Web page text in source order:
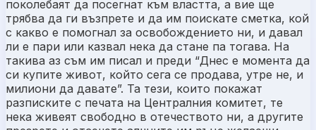
поколебаят да посегнат към властта, а вие ще
трябва да ги възпрете и да им поискате сметка, кой
с какво е помогнал за освобождението ни, и давал
ли е пари или казвал нека да стане па тогава. На
такива аз съм им писал и преди “Днес е момента да
си купите живот, който сега се продава, утре не, и
милиони да давате”. Та тези, които покажат
разписките с печата на Централния комитет, те
нека живеят свободно в отечеството ни, а другите